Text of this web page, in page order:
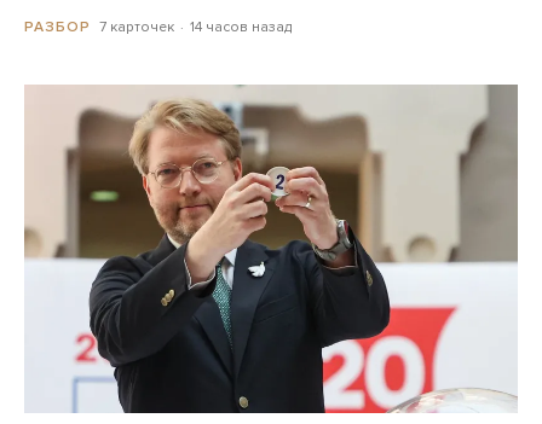
РАЗБОР 7 карточек 14 часов назад